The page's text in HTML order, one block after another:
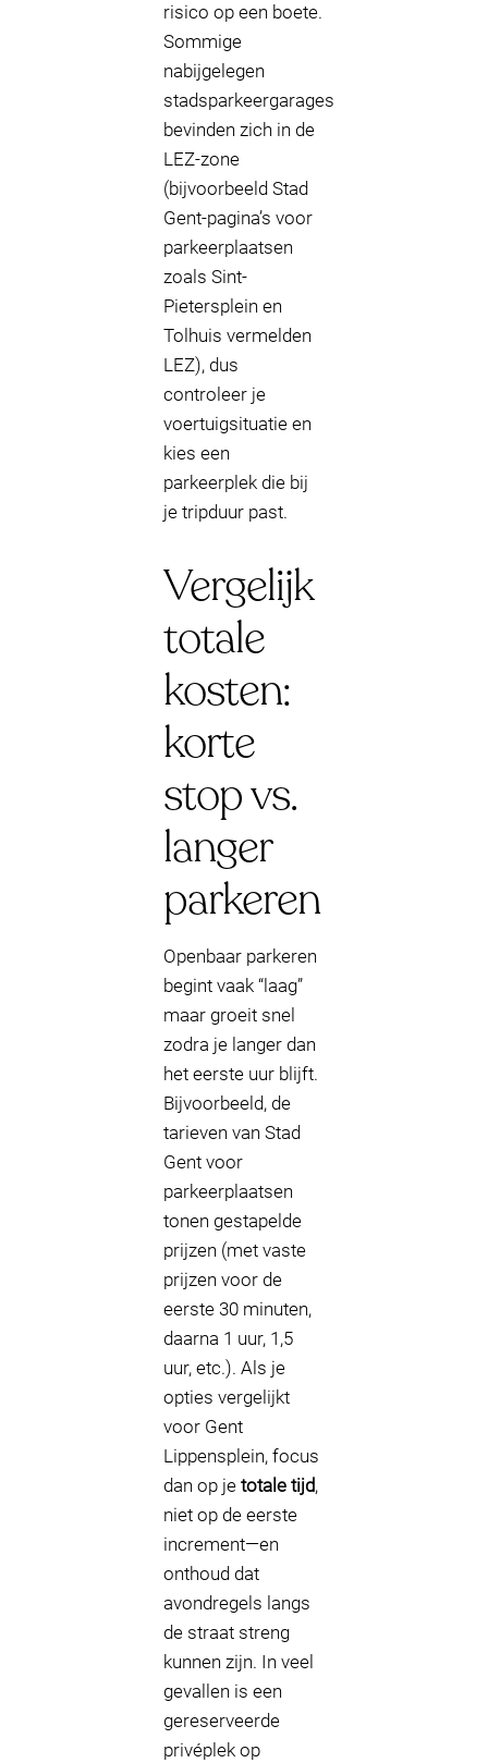
risico op een boete.
Sommige
nabijgelegen
stadsparkeergarages
bevinden zich in de
LEZ-zone
(bijvoorbeeld Stad
Gent-pagina’s voor
parkeerplaatsen
zoals Sint-
Pietersplein en
Tolhuis vermelden
LEZ), dus
controleer je
voertuigsituatie en
kies een
parkeerplek die bij
je tripduur past.
Vergelijk
totale
kosten:
korte
stop vs.
langer
parkeren
Openbaar parkeren
begint vaak “laag”
maar groeit snel
zodra je langer dan
het eerste uur blijft.
Bijvoorbeeld, de
tarieven van Stad
Gent voor
parkeerplaatsen
tonen gestapelde
prijzen (met vaste
prijzen voor de
eerste 30 minuten,
daarna 1 uur, 1,5
uur, etc.). Als je
opties vergelijkt
voor Gent
Lippensplein, focus
dan op je totale tijd,
niet op de eerste
increment—en
onthoud dat
avondregels langs
de straat streng
kunnen zijn. In veel
gevallen is een
gereserveerde
privéplek op